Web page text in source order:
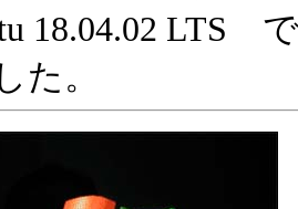
18.04.02 LTS
た。